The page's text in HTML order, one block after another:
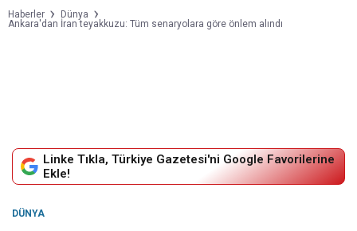
Haberler
Dünya
Ankara'dan İran teyakkuzu: Tüm senaryolara göre önlem alındı
Linke Tıkla, Türkiye Gazetesi'ni Google Favorilerine
Ekle!
DÜNYA